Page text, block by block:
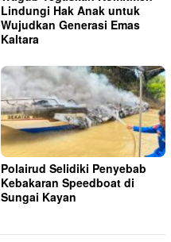
Lindungi Hak Anak untuk
Wujudkan Generasi Emas
Kaltara
Polairud Selidiki Penyebab
Kebakaran Speedboat di
Sungai Kayan